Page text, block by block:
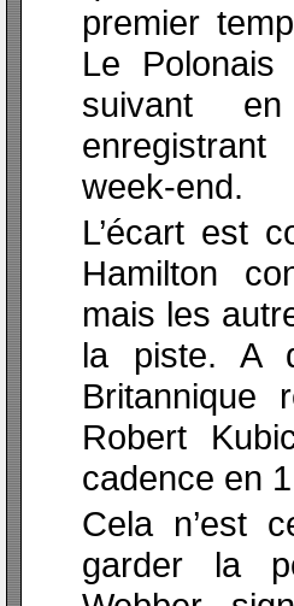
premier
Le
suivant
week-end.
L’écart est
Hamilton
mais les
la piste. A
Britannique
Robert
cadence en
Cela n’est
garder la